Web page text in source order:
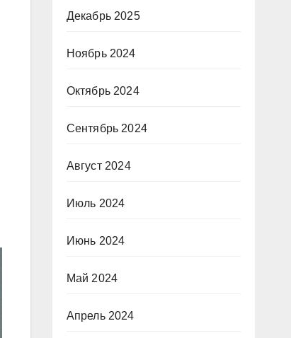
Декабрь 2025
Ноябрь 2024
Октябрь 2024
Сентябрь 2024
Август 2024
Июль 2024
Июнь 2024
Май 2024
Апрель 2024